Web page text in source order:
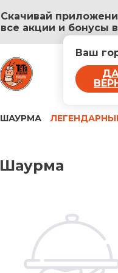
Скачивай
все акции и бонусы
пиццы
Доставка
Ваш
ШАУРМА
Шаурма